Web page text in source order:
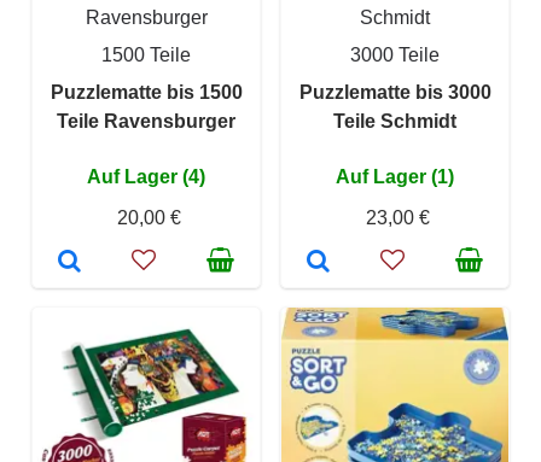
Ravensburger
1500 Teile
Puzzlematte bis 1500
Teile Ravensburger
Auf Lager (4)
20,00 €
Schmidt
3000 Teile
Puzzlematte bis 3000
Teile Schmidt
Auf Lager (1)
23,00 €